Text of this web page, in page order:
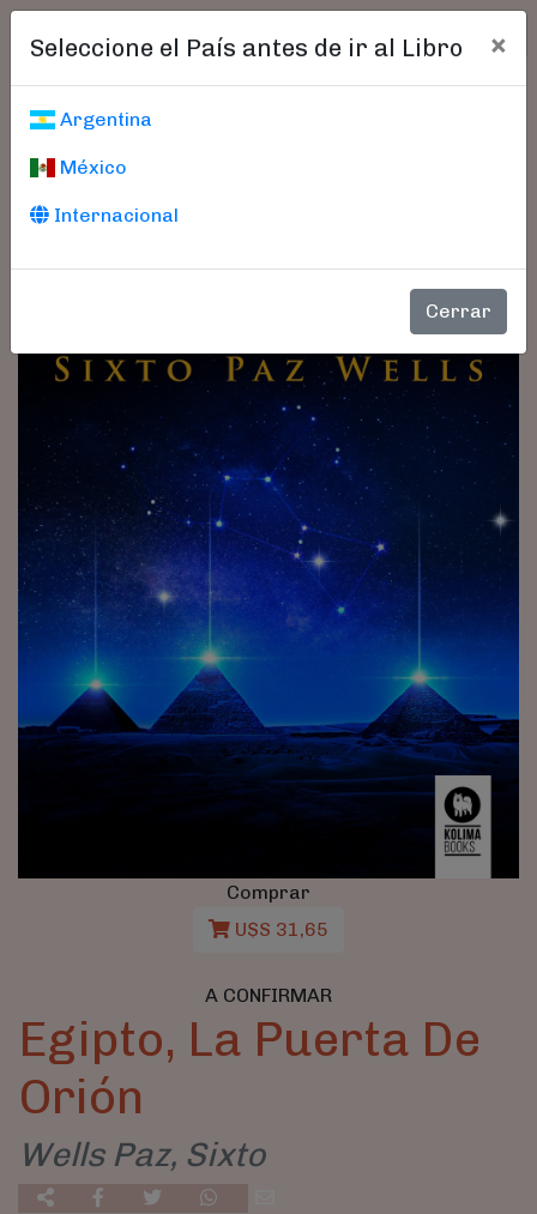
Seleccione el País antes de ir al Libro ×
Argentina
México
Internacional
Cerrar
Comprar
U$S 31,65
A CONFIRMAR
Egipto, La Puerta De
Orión
Wells Paz, Sixto